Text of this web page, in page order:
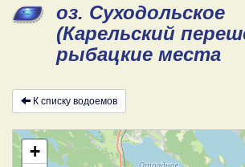
оз. Суходольское
(Карельский
рыбацкие места
К списку водоемов
+